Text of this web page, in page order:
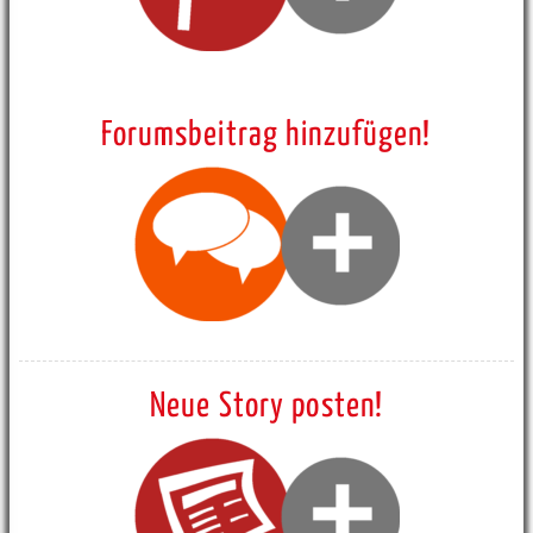
Forumsbeitrag hinzufügen!
Neue Story posten!